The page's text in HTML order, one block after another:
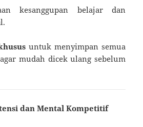
kesanggupan belajar dan
untuk menyimpan semua
mudah dicek ulang sebelum
dan Mental Kompetitif